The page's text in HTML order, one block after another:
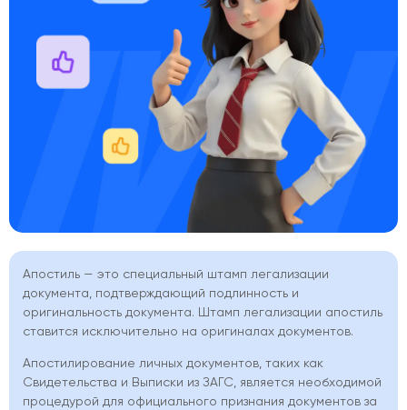
Апостиль — это специальный штамп легализации
документа, подтверждающий подлинность и
оригинальность документа. Штамп легализации апостиль
ставится исключительно на оригиналах документов.
Апостилирование личных документов, таких как
Свидетельства и Выписки из ЗАГС, является необходимой
процедурой для официального признания документов за